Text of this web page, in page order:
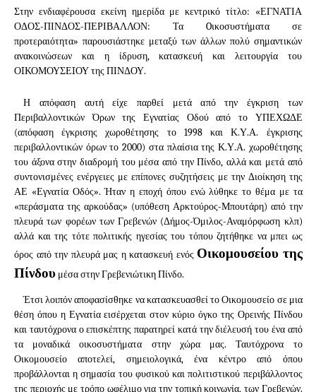
Στην ενδιαφέρουσα εκείνη ημερίδα με κεντρικό τίτλo: «ΕΓΝΑΤΙΑ
ΟΔΟΣ-ΠΙΝΔΟΣ-ΠΕΡΙΒΑΛΛΟΝ: Τα Oικοσυστήματα σε
προτεραιότητα» παρουσιάστηκε μεταξύ των άλλων πολύ σημαντικών
ανακοινώσεων και η ίδρυση, κατασκευή και λειτουρ­γία του
ΟIΚΟΜΟΥΣΕIΟΥ της ΠΙΝΔΟΥ.
Η απόφαση αυτή είχε παρθεί μετά από την έγκριση των
Περιβαλλοντικών Όρωντης Εγνατίας Οδού από το ΥΠΕΧΩΔΕ
(απόφαση έγκρισης χωροθέτησης το 1998 και Κ.Υ.Α. έγκρισης
περιβαλλοντικών όρων το 2000) στα πλαίσια της Κ.Υ.Α. χωροθέτησης
του άξονα στην διαδρομή του μέσα από την Πίνδο, αλλά και μετά από
συντονισμένες ενέρ­γειες με επίπονες συζητήσεις με την Διοίκηση της
ΑΕ «Εγνατία Οδός». Ήταν η εποχή όπου ενώ λύθηκε το θέμα με τα
«περάσματα της αρκούδας» (υπόθεση Αρκτούρος-Μπουτάρη) από την
πλευρά των φορέων των Γρεβενών (Δήμος-Όμιλος-Αναμόρφωση κλπ)
αλλά και της τότε πολιτικής ηγεσίας του τόπου ζητήθηκε να μπει ως
όρος από την πλευρά μας η κατασκευή ενός Οικομουσείου της
Πίνδου μέσα στην Γρεβενιώτικη Πίνδο.
Έτσι λοιπόν αποφασίσθηκε να κατασκευασθεί το Οι­κομουσείο σε μια
θέση όπου η Εγνατία εισέρχεται στον κύριο όγκο της Ορεινής Πίνδου
και ταυτόχρονα ο επισκέπτης παρα­τηρεί κατά την διέλευσή του ένα από
τα μοναδικά οικοσυστήμα­τα στην χώρα μας. Ταυτόχρονα το
Οικομουσείο αποτελεί, σημειολογικά, ένα κέντρο από όπου
προβάλλονται η σημασία του φυσικού και πολιτιστικού περιβάλλοντος
της περιοχής με τρόπο ωφέλιμο για την τοπική κοινωνία, των Γρεβενών.